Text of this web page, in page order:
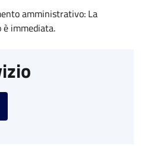
amministrativo: La
è immediata.